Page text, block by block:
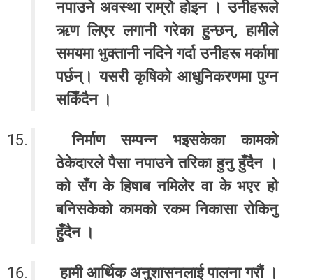
नपाउने अवस्था राम्रो होइन । उनीहरूले
ऋण लिएर लगानी गरेका हुन्छन्, हामीले
समयमा भुक्तानी नदिने गर्दा उनीहरू मर्कामा
पर्छन्। यसरी कृषिको आधुनिकरणमा पुग्न
सकिँदैन ।
निर्माण सम्पन्न भइसकेका कामको
ठेकेदारले पैसा नपाउने तरिका हुनु हुँदैन ।
को सँग के हिषाब नमिलेर वा के भएर हो
बनिसकेको कामको रकम निकासा रोकिनु
हुँदैन ।
हामी आर्थिक अनुशासनलाई पालना गरौं ।